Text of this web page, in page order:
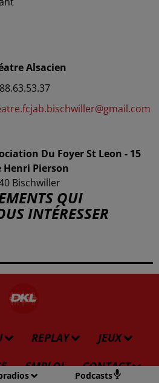
Podcasts
Alsacien
Du Foyer St Leon - 15
Henri Pierson
Bischwiller
QUI
INTÉRESSER
REPLAY
JEUX
EMPLOI CONTACT